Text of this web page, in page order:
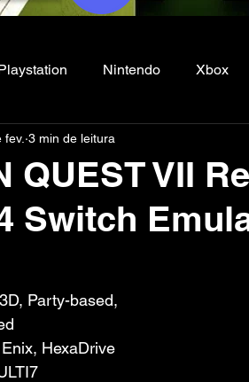
Nintendo Xbox
Filmes e Series
QUEST VII
Switch
fev. 3 min de leitura
5 estrelas.
Party-based,
HexaDrive